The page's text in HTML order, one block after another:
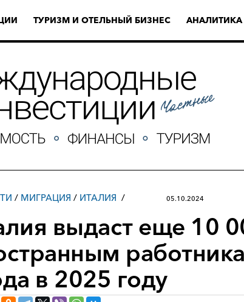
ТУРИЗМ И ОТЕЛЬНЫЙ БИЗНЕС АНАЛИТИКА
/ МИГРАЦИЯ / ИТАЛИЯ 05.10.2024
выдаст еще 10
в 2025 году